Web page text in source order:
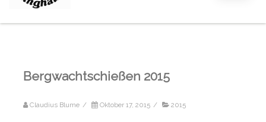
Bergwachtschießen 2015
Claudius Blume / Oktober 17, 2015 / 2015